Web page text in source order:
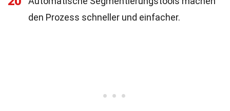
den Prozess schneller und einfacher.